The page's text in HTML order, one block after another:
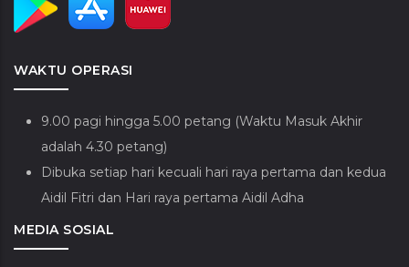
WAKTU OPERASI
9.00 pagi hingga 5.00 petang (Waktu Masuk Akhir
adalah 4.30 petang)
Dibuka setiap hari kecuali hari raya pertama dan kedua
Aidil Fitri dan Hari raya pertama Aidil Adha
MEDIA SOSIAL